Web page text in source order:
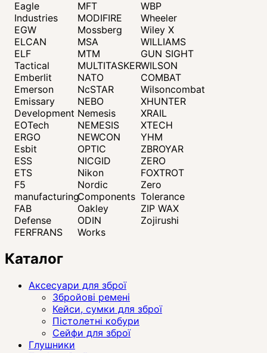
Eagle
Industries
EGW
ELCAN
ELF
Tactical
Emberlit
Emerson
Emissary
Development
EOTech
ERGO
Esbit
ESS
ETS
F5
manufacturing
FAB
Defense
FERFRANS
MFT
MODIFIRE
Mossberg
MSA
MTM
MULTITASKER
NATO
NcSTAR
NEBO
Nemesis
NEMESIS
NEWCON
OPTIC
NICGID
Nikon
Nordic
Components
Oakley
ODIN
Works
WBP
Wheeler
Wiley X
WILLIAMS
GUN SIGHT
WILSON
COMBAT
Wilsoncombat
XHUNTER
XRAIL
XTECH
YHM
ZBROYAR
ZERO
FOXTROT
Zero
Tolerance
ZIP WAX
Zojirushi
Каталог
Аксесуари для зброї
Збройові ремені
Кейси, сумки для зброї
Пістолетні кобури
Сейфи для зброї
Глушники